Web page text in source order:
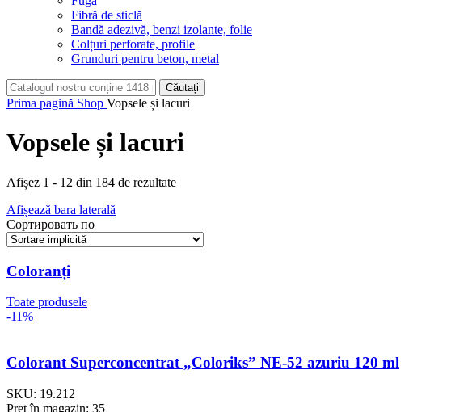
Fibră de sticlă
Bandă adezivă, benzi izolante, folie
Colțuri perforate, profile
Grunduri pentru beton, metal
Căutați
Prima pagină Shop Vopsele și lacuri
Vopsele și lacuri
Afișez 1 - 12 din 184 de rezultate
Afișează bara laterală
Сортировать по
Coloranți
Toate produsele
-11%
Colorant Superconcentrat „Coloriks” NE-52 azuriu 120 ml
SKU: 19.212
Preț în magazin: 35